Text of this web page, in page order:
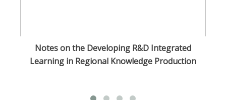
Notes on the Developing R&D Integrated
Learning in Regional Knowledge Production